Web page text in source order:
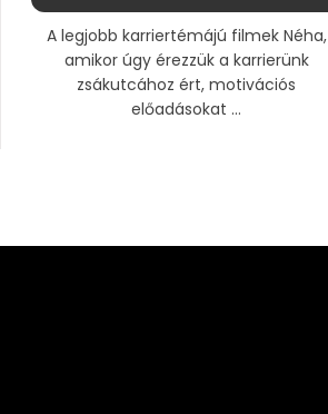
A legjobb karriertémájú filmek Néha,
amikor úgy érezzük a karrierünk
zsákutcához ért, motivációs
előadásokat ...